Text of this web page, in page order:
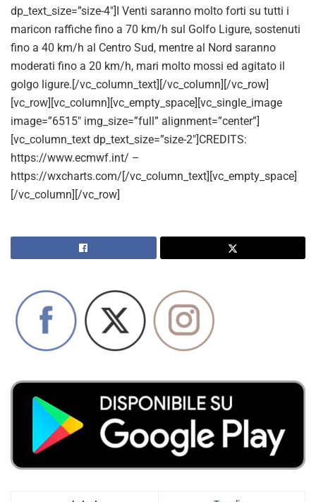
dp_text_size=”size-4″]I Venti saranno molto forti su tutti i
maricon raffiche fino a 70 km/h sul Golfo Ligure, sostenuti
fino a 40 km/h al Centro Sud, mentre al Nord saranno
moderati fino a 20 km/h, mari molto mossi ed agitato il
golgo ligure.[/vc_column_text][/vc_column][/vc_row]
[vc_row][vc_column][vc_empty_space][vc_single_image
image=”6515″ img_size=”full” alignment=”center”]
[vc_column_text dp_text_size=”size-2″]CREDITS:
https://www.ecmwf.int/ –
https://wxcharts.com/[/vc_column_text][vc_empty_space]
[/vc_column][/vc_row]